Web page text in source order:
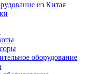
из Китая
оборудование